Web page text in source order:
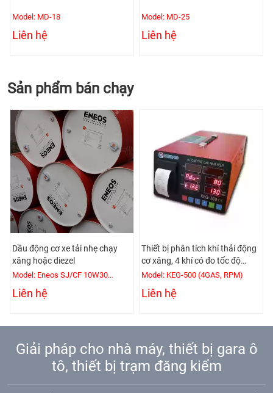
Model: MD-18
Liên hệ
Model: MD-25
Liên hệ
Sản phẩm bán chạy
Dầu động cơ xe tải nhẹ chạy
xăng hoặc diezel
Model: Eneos SJ/CF 10W30
Liên hệ
Thiết bị phân tích khí thải động
cơ xăng, 4 khí có đo tốc độ
động cơ
Model: KEG-500 (4GAS, RPM)
Liên hệ
Giải pháp cho nhà máy, thiết bị gara ô
tô, thiết bị trạm đăng kiểm